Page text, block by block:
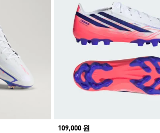
Price
109,000 원